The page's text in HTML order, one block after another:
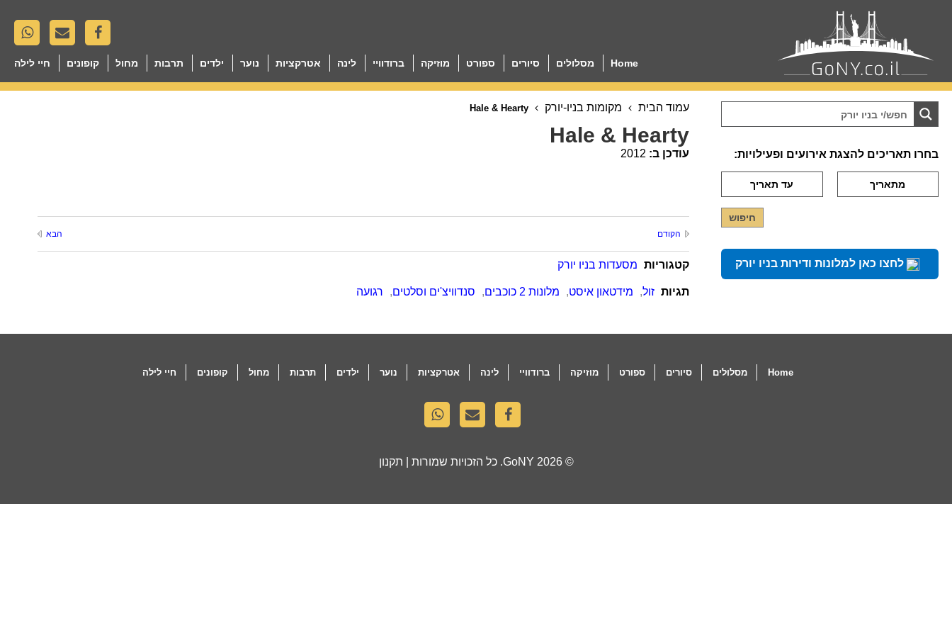
Home מסלולים סיורים ספורט מוזיקה ברודוויי לינה אטרקציות נוער ילדים תרבות מחול קופונים חיי לילה
עמוד הבית מקומות בניו-יורק
Hale & Hearty
עודכן ב: 2012
הקודם הבא
קטגוריות מסעדות בניו יורק
תגיות זול, מידטאון איסט, מלונות 2 כוכבים , סנדוויצ'ים וסלטים, רגועה
בחרו תאריכים להצגת אירועים ופעילויות:
לחצו כאן למלונות ודירות בניו יורק
Home מסלולים סיורים ספורט מוזיקה ברודוויי לינה אטרקציות נוער ילדים תרבות מחול קופונים חיי לילה
© 2026
GoNY. כל הזכויות שמורות | תקנון